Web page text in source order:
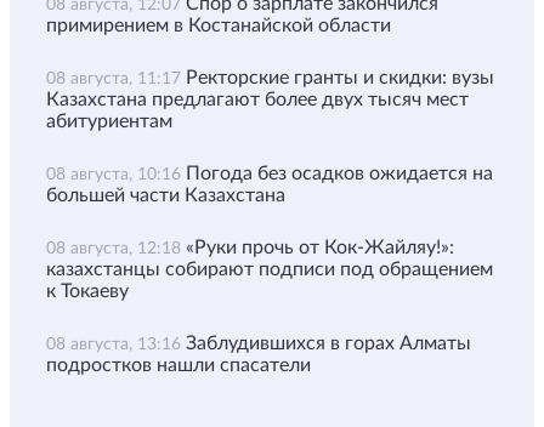
08 августа, 12:07
примирением в Костанайской области
08 августа, 11:17 Ректорские гранты и скидки: вузы
Казахстана предлагают более двух тысяч мест
абитуриентам
08 августа, 10:16 Погода без осадков ожидается на
большей части Казахстана
08 августа, 12:18 «Руки прочь от Кок-Жайляу!»:
казахстанцы собирают подписи под обращением
к Токаеву
08 августа, 13:16 Заблудившихся в горах Алматы
подростков нашли спасатели